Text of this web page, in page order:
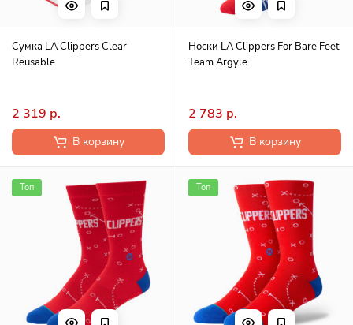
Сумка LA Clippers Clear
Reusable
2 319 р.
В корзину
Носки LA Clippers For Bare Feet
Team Argyle
2 783 р.
В корзину
Топ Топ